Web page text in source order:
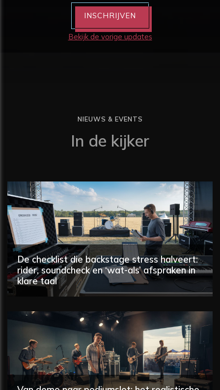
INSCHRIJVEN
Bekijk de vorige updates
NIEUWS & EVENTS
In de kijker
De checklist die backstage stress halveert:
rider, soundcheck en ‘wat-als’ afspraken in
klare taal